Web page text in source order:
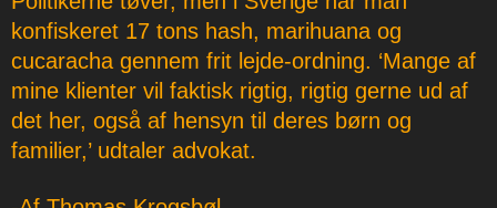
konfiskeret 17 tons hash, marihuana og
cucaracha gennem frit lejde-ordning. ‘Mange af
mine klienter vil faktisk rigtig, rigtig gerne ud af
det her, også af hensyn til deres børn og
familier,’ udtaler advokat.